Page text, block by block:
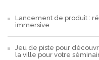
Lancement de produit :
immersive
Jeu de piste pour
la ville pour votre